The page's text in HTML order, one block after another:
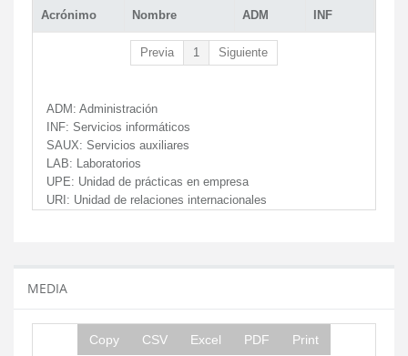
Acrónimo Nombre ADM INF
Previa 1 Siguiente
ADM: Administración
INF: Servicios informáticos
SAUX: Servicios auxiliares
LAB: Laboratorios
UPE: Unidad de prácticas en empresa
URI: Unidad de relaciones internacionales
MEDIA
Copy CSV Excel PDF Print